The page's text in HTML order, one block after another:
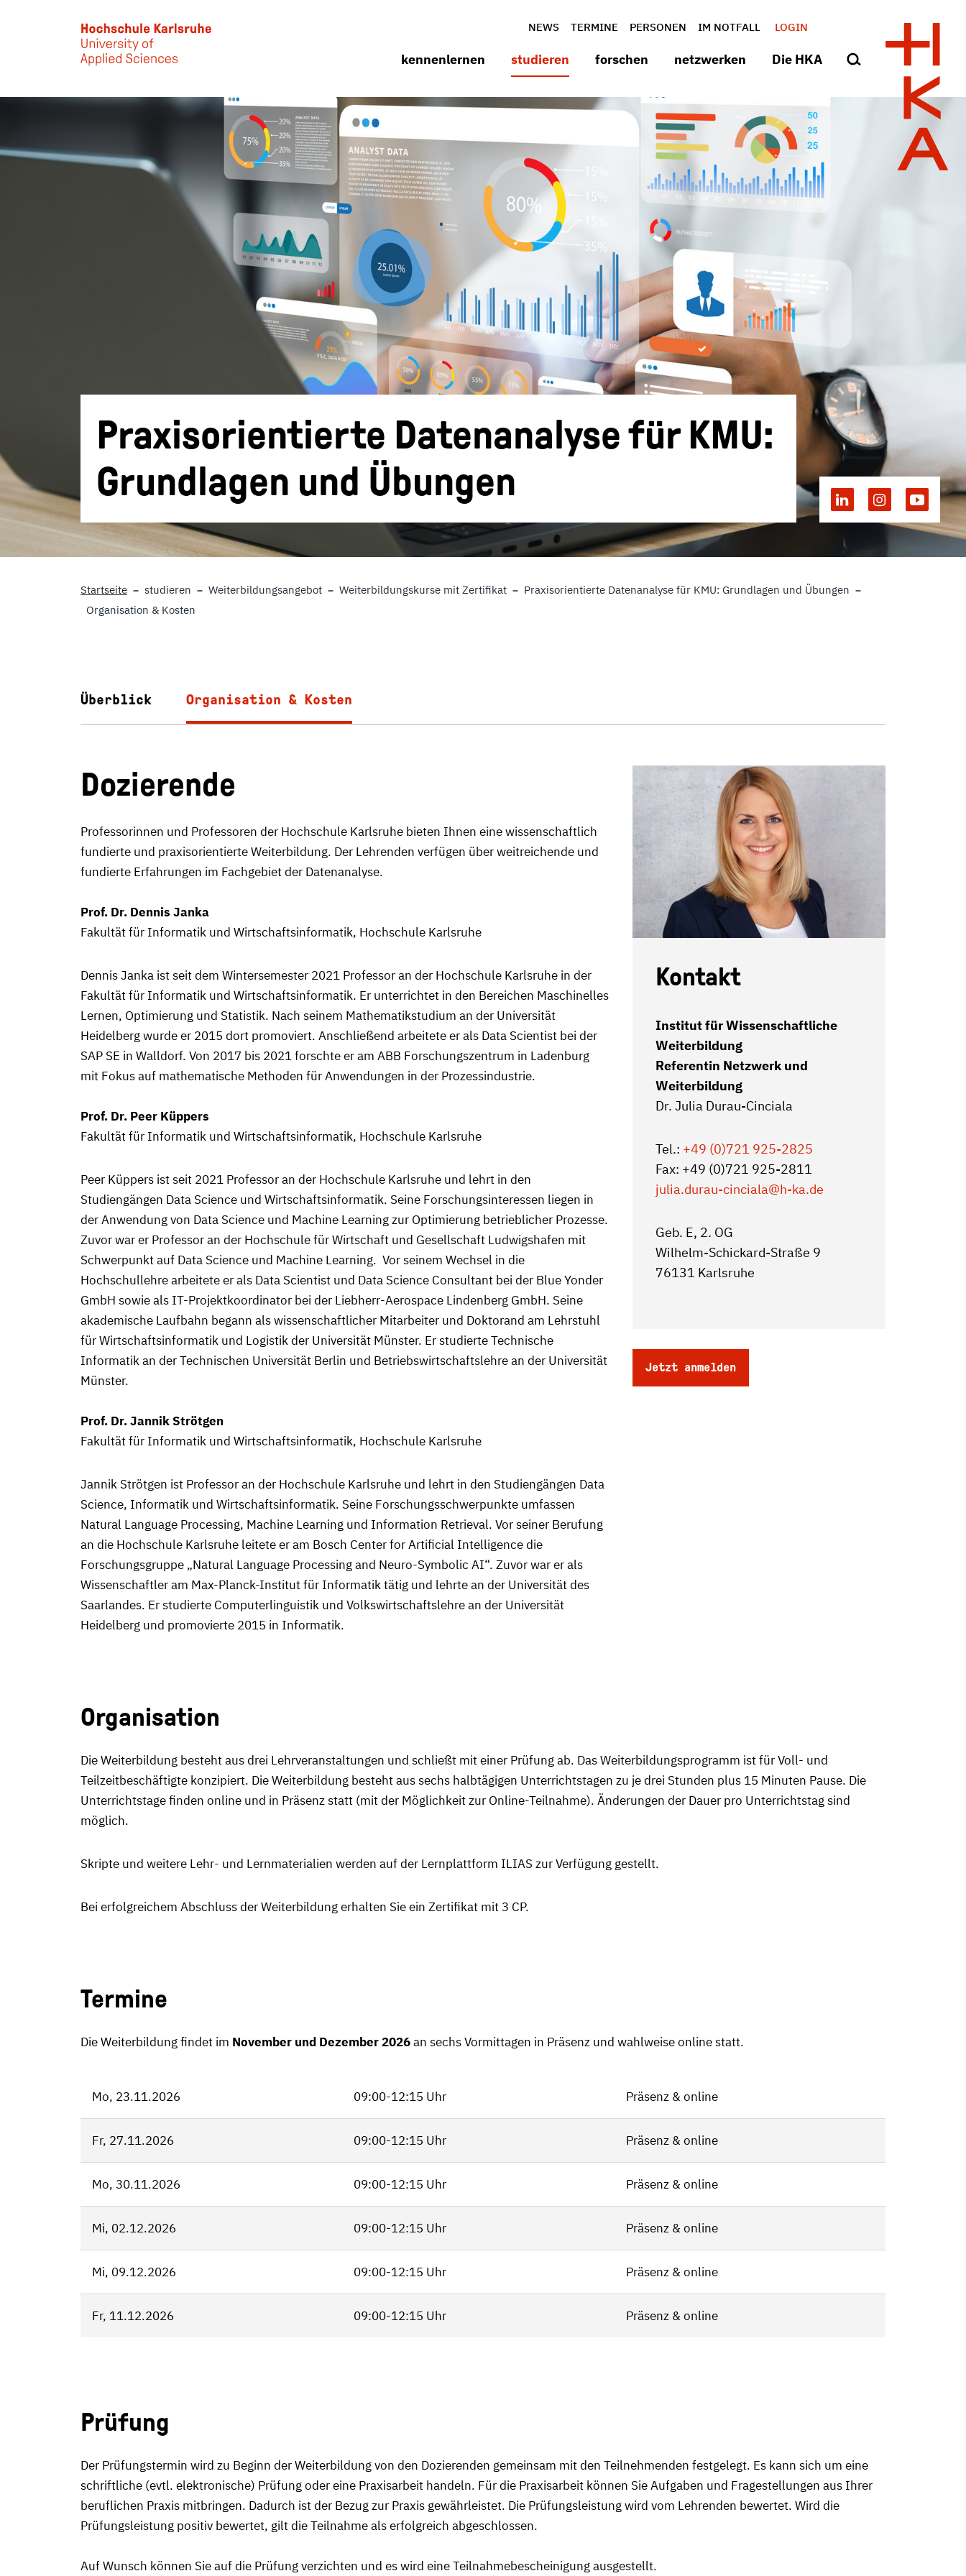
NEWS
TERMINE PERSONEN IM NOTFALL LOGIN
kennenlernen studieren forschen netzwerken Die HKA
Praxisorientierte Datenanalyse für KMU:
Grundlagen und Übungen
Startseite studieren Weiterbildungsangebot Weiterbildungskurse mit Zertifikat
Praxisorientierte Datenanalyse für KMU: Grundlagen und Übungen
Organisation & Kosten
Überblick Organisation & Kosten
Dozierende
Professorinnen und Professoren der Hochschule Karlsruhe bieten Ihnen eine wissenschaftlich
fundierte und praxisorientierte Weiterbildung. Der Lehrenden verfügen über weitreichende und
fundierte Erfahrungen im Fachgebiet der Datenanalyse.
Prof. Dr. Dennis Janka
Fakultät für Informatik und Wirtschaftsinformatik, Hochschule Karlsruhe
Dennis Janka ist seit dem Wintersemester 2021 Professor an der Hochschule Karlsruhe in der
Fakultät für Informatik und Wirtschaftsinformatik. Er unterrichtet in den Bereichen Maschinelles
Lernen, Optimierung und Statistik. Nach seinem Mathematikstudium an der Universität
Heidelberg wurde er 2015 dort promoviert. Anschließend arbeitete er als Data Scientist bei der
SAP SE in Walldorf. Von 2017 bis 2021 forschte er am ABB Forschungszentrum in Ladenburg
mit Fokus auf mathematische Methoden für Anwendungen in der Prozessindustrie.
Prof. Dr. Peer Küppers
Fakultät für Informatik und Wirtschaftsinformatik, Hochschule Karlsruhe
Peer Küppers ist seit 2021 Professor an der Hochschule Karlsruhe und lehrt in den
Studiengängen Data Science und Wirtschaftsinformatik. Seine Forschungsinteressen liegen in
der Anwendung von Data Science und Machine Learning zur Optimierung betrieblicher Prozesse.
Zuvor war er Professor an der Hochschule für Wirtschaft und Gesellschaft Ludwigshafen mit
Schwerpunkt auf Data Science und Machine Learning. Vor seinem Wechsel in die
Hochschullehre arbeitete er als Data Scientist und Data Science Consultant bei der Blue Yonder
GmbH sowie als IT-Projektkoordinator bei der Liebherr-Aerospace Lindenberg GmbH. Seine
akademische Laufbahn begann als wissenschaftlicher Mitarbeiter und Doktorand am Lehrstuhl
für Wirtschaftsinformatik und Logistik der Universität Münster. Er studierte Technische
Informatik an der Technischen Universität Berlin und Betriebswirtschaftslehre an der Universität
Münster.
Prof. Dr. Jannik Strötgen
Fakultät für Informatik und Wirtschaftsinformatik, Hochschule Karlsruhe
Jannik Strötgen ist Professor an der Hochschule Karlsruhe und lehrt in den Studiengängen Data
Science, Informatik und Wirtschaftsinformatik. Seine Forschungsschwerpunkte umfassen
Natural Language Processing, Machine Learning und Information Retrieval. Vor seiner Berufung
an die Hochschule Karlsruhe leitete er am Bosch Center for Artificial Intelligence die
Forschungsgruppe „Natural Language Processing and Neuro-Symbolic AI“. Zuvor war er als
Wissenschaftler am Max-Planck-Institut für Informatik tätig und lehrte an der Universität des
Saarlandes. Er studierte Computerlinguistik und Volkswirtschaftslehre an der Universität
Heidelberg und promovierte 2015 in Informatik.
Kontakt
Institut für Wissenschaftliche
Weiterbildung
Referentin Netzwerk und
Weiterbildung
Dr. Julia Durau-Cinciala
Tel.: +49 (0)721 925-2825
Fax: +49 (0)721 925-2811
julia.durau-cinciala@h-ka.de
Geb. E, 2. OG
Wilhelm-Schickard-Straße 9
76131 Karlsruhe
Jetzt anmelden
Organisation
Die Weiterbildung besteht aus drei Lehrveranstaltungen und schließt mit einer Prüfung ab. Das Weiterbildungsprogramm ist für Voll- und
Teilzeitbeschäftigte konzipiert. Die Weiterbildung besteht aus sechs halbtägigen Unterrichtstagen zu je drei Stunden plus 15 Minuten Pause. Die
Unterrichtstage finden online und in Präsenz statt (mit der Möglichkeit zur Online-Teilnahme). Änderungen der Dauer pro Unterrichtstag sind
möglich.
Skripte und weitere Lehr- und Lernmaterialien werden auf der Lernplattform ILIAS zur Verfügung gestellt.
Bei erfolgreichem Abschluss der Weiterbildung erhalten Sie ein Zertifikat mit 3 CP.
Termine
Die Weiterbildung findet im November und Dezember 2026an sechs Vormittagen in Präsenz und wahlweise online statt.
Mo, 23.11.2026 09:00-12:15 Uhr Präsenz & online
Fr, 27.11.2026 09:00-12:15 Uhr Präsenz & online
Mo, 30.11.2026 09:00-12:15 Uhr Präsenz & online
Mi, 02.12.2026 09:00-12:15 Uhr Präsenz & online
Mi, 09.12.2026 09:00-12:15 Uhr Präsenz & online
Fr, 11.12.2026 09:00-12:15 Uhr Präsenz & online
Prüfung
Der Prüfungstermin wird zu Beginn der Weiterbildung von den Dozierenden gemeinsam mit den Teilnehmenden festgelegt. Es kann sich um eine
schriftliche (evtl. elektronische) Prüfung oder eine Praxisarbeit handeln. Für die Praxisarbeit können Sie Aufgaben und Fragestellungen aus Ihrer
beruflichen Praxis mitbringen. Dadurch ist der Bezug zur Praxis gewährleistet. Die Prüfungsleistung wird vom Lehrenden bewertet. Wird die
Prüfungsleistung positiv bewertet, gilt die Teilnahme als erfolgreich abgeschlossen.
Auf Wunsch können Sie auf die Prüfung verzichten und es wird eine Teilnahmebescheinigung ausgestellt.